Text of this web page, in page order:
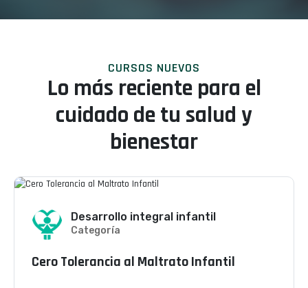
CURSOS NUEVOS
Lo más reciente para el
cuidado de tu salud y
bienestar
Desarrollo integral infantil
Categoría
Cero Tolerancia al Maltrato Infantil